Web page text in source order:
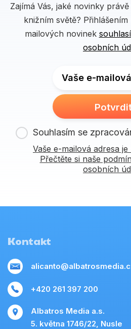
Zajímá Vás, jaké novinky
knižním světě?
mailových novinek
osobních
Vaše e-
Souhlasím se
Vaše e-mailová adresa
Přečtěte si naše
osobních
Kontakt
+420 261 397 200
Albatros Media a.s.
5. května 1746/22, Nusle